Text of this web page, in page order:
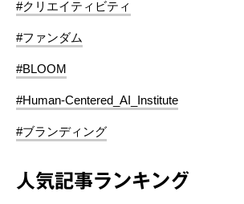
#クリエイティビティ
#ファンダム
#BLOOM
#Human-Centered_AI_Institute
#ブランディング
人気記事ランキング